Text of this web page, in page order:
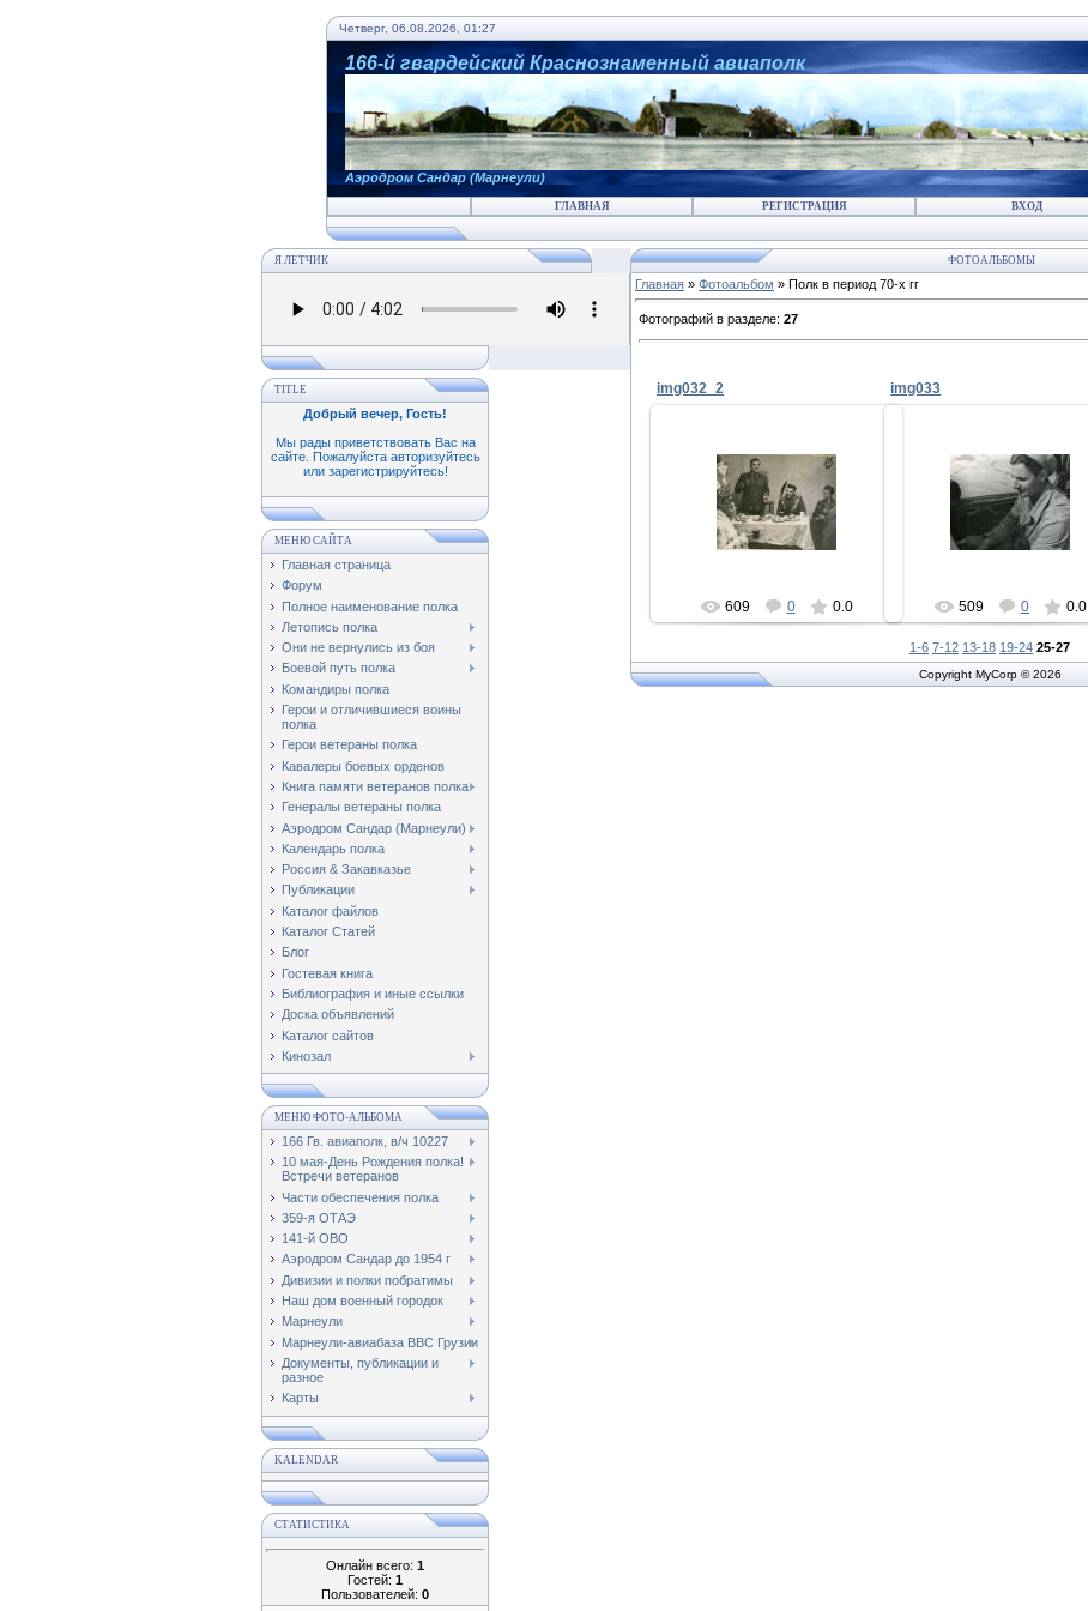
Четверг, 06.08.2026, 01:27
166-й гвардейский Краснознаменный авиаполк
Аэродром Сандар (Марнеули)
ГЛАВНАЯ РЕГИСТРАЦИЯ ВХОД
Я ЛЕТЧИК
TITLE
Добрый вечер, Гость!
Мы рады приветствовать Вас на
сайте. Пожалуйста авторизуйтесь
или зарегистрируйтесь!
МЕНЮ САЙТА
Главная страница
Форум
Полное наименование полка
Летопись полка
Они не вернулись из боя
Боевой путь полка
Командиры полка
Герои и отличившиеся воины
полка
Герои ветераны полка
Кавалеры боевых орденов
Книга памяти ветеранов полка
Генералы ветераны полка
Аэродром Сандар (Марнеули)
Календарь полка
Россия & Закавказье
Публикации
Каталог файлов
Каталог Cтатей
Блог
Гостевая книга
Библиография и иные ссылки
Доска объявлений
Каталог сайтов
Кинозал
МЕНЮ ФОТО-АЛЬБОМА
166 Гв. авиаполк, в/ч 10227
10 мая-День Рождения полка!
Встречи ветеранов
Части обеспечения полка
359-я ОТАЭ
141-й ОВО
Аэродром Сандар до 1954 г
Дивизии и полки побратимы
Наш дом военный городок
Марнеули
Марнеули-авиабаза ВВС Грузии
Документы, публикации и
разное
Карты
KALENDAR
СТАТИСТИКА
Онлайн всего: 1
Гостей: 1
Пользователей: 0
ФОТОАЛЬБОМЫ
Главная » Фотоальбом » Полк в период 70-х гг
Фотографий в разделе: 27
img032_2
01.12.2010
Stanislav_Semiletov
609 0 0.0
img033
01.12.2010
Stanislav_Semiletov
509 0 0.0
1-6 7-12 13-18 19-24 25-27
Copyright MyCorp © 2026